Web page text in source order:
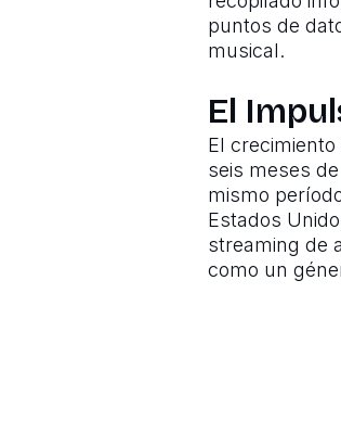
puntos de
musical.
El
El
seis meses
mismo
Estados
streaming de
como un